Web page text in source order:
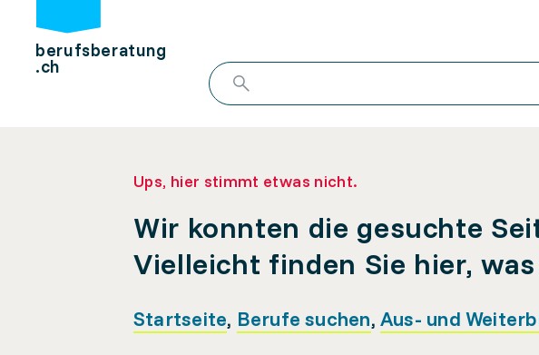
berufsberatung
.ch
Ups, hier stimmt etwas nicht.
Wir konnten die gesuchte
Vielleicht finden Sie hier,
Startseite, Berufe suchen, Aus- und